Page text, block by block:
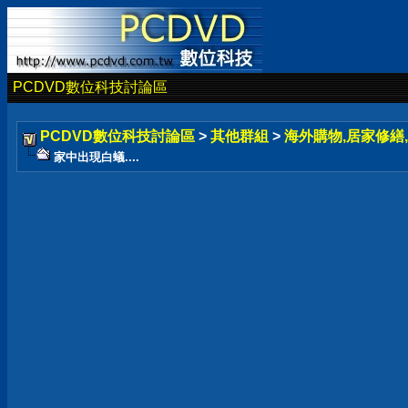
PCDVD數位科技討論區
PCDVD數位科技討論區 > 其他群組 > 海外購物,居家修
家中出現白蟻....